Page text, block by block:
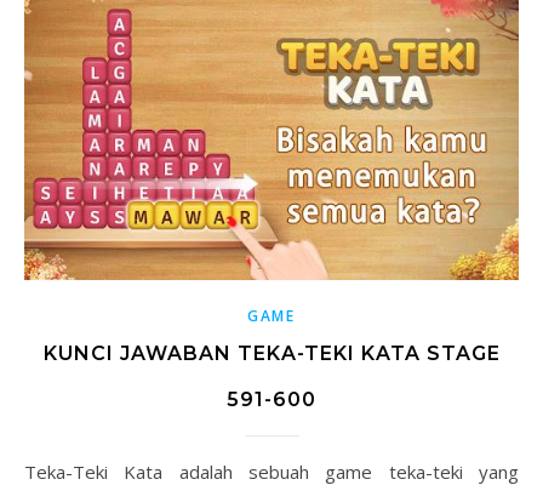
GAME
KUNCI JAWABAN TEKA-TEKI KATA STAGE
591-600
Teka-Teki Kata adalah sebuah game teka-teki yang